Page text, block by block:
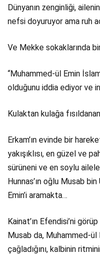
Dünyanın zenginliği,
nefsi doyuruyor ama ruh
Ve Mekke sokaklarında
“Muhammed-ül Emin
olduğunu iddia ediyor ve
Kulaktan kulağa
Erkam’ın evinde bir
yakışıklısı, en güzel ve
sürüneni ve en soylu
Hunnas’ın oğlu Musab
Emin’i aramakta…
Kainat’ın Efendisi’ni
Musab da, Muhammed-ül
çağladığını, kalbinin